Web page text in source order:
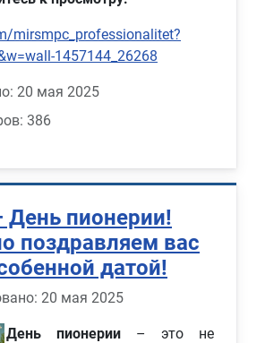
mirsmpc_professionalitet?
1457144_26268
20 мая 2025
386
День пионерии!
поздравляем вас
датой!
материале
20 мая 2025
День пионерии– это не